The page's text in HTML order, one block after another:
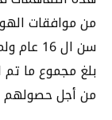
من موافقات
سن ال
من أجل حصولهم